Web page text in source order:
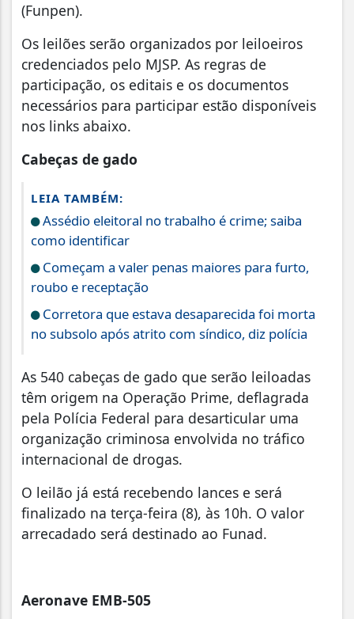
(Funpen).
Os leilões serão organizados por leiloeiros
credenciados pelo MJSP. As regras de
participação, os editais e os documentos
necessários para participar estão disponíveis
nos links abaixo.
Cabeças de gado
LEIA TAMBÉM:
Assédio eleitoral no trabalho é crime; saiba
como identificar
Começam a valer penas maiores para furto,
roubo e receptação
Corretora que estava desaparecida foi morta
no subsolo após atrito com síndico, diz polícia
As 540 cabeças de gado que serão leiloadas
têm origem na Operação Prime, deflagrada
pela Polícia Federal para desarticular uma
organização criminosa envolvida no tráfico
internacional de drogas.
O leilão já está recebendo lances e será
finalizado na terça-feira (8), às 10h. O valor
arrecadado será destinado ao Funad.
Aeronave EMB-505